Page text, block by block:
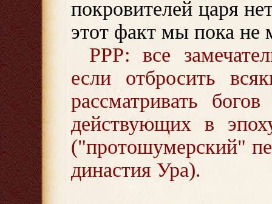
покровителей царя
этот факт мы пока не
РРР: все
если отбросить
рассматривать
действующих в
("протошумерский"
династия Ура).